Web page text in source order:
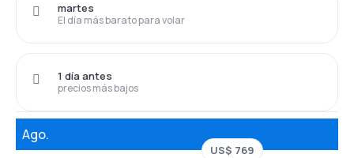
El día más barato para volar
martes
precios más bajos
1 día antes
Ago.
US$ 769